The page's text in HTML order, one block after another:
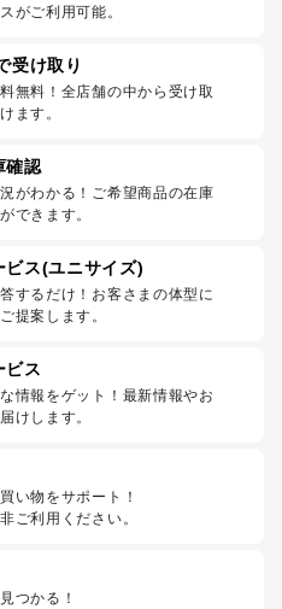
がご利用可能。
受け取り
無料！全店舗の中から受け取
ます。
確認
がわかる！ご希望商品の在庫
できます。
ビス(ユニサイズ)
するだけ！お客さまの体型に
提案します。
ビス
情報をゲット！最新情報やお
けします。
い物をサポート！
ご利用ください。
つかる！